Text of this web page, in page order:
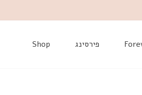
פירסינג Shop